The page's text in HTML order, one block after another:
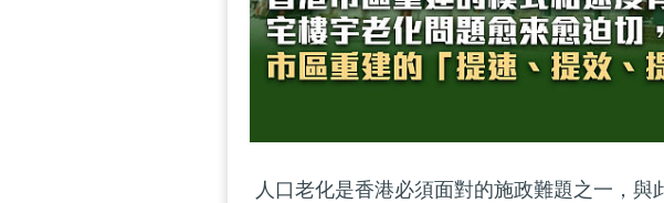
人口老化是香港必須面對的施政難題之一，